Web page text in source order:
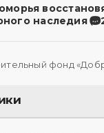
наследия